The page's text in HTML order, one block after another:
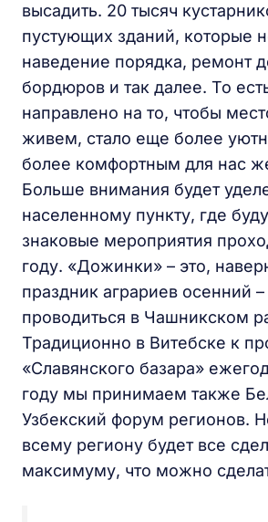
высадить. 20 тысяч
пустующих зданий, которые
наведение порядка, ремонт
бордюров и так далее. То
направлено на то, чтобы
живем, стало еще более
более комфортным для нас
Больше внимания будет
населенному пункту, где
знаковые мероприятия
году. «Дожинки» – это,
праздник аграриев осенний –
проводиться в Чашникском
Традиционно в Витебске к
«Славянского базара»
году мы принимаем также
Узбекский форум регионов.
всему региону будет все
максимуму, что можно